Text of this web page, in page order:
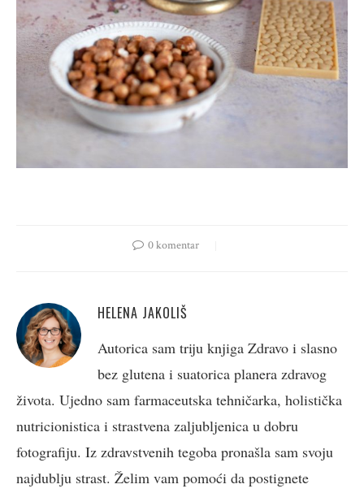
0 komentar
HELENA JAKOLIŠ
Autorica sam triju knjiga Zdravo i slasno
bez glutena i suatorica planera zdravog
života. Ujedno sam farmaceutska tehničarka, holistička
nutricionistica i strastvena zaljubljenica u dobru
fotografiju. Iz zdravstvenih tegoba pronašla sam svoju
najdublju strast. Želim vam pomoći da postignete